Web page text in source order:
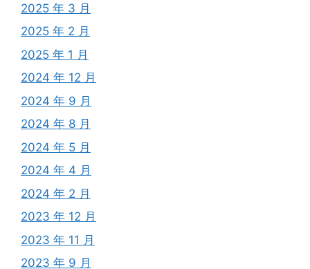
2025 年 3 月
2025 年 2 月
2025 年 1 月
2024 年 12 月
2024 年 9 月
2024 年 8 月
2024 年 5 月
2024 年 4 月
2024 年 2 月
2023 年 12 月
2023 年 11 月
2023 年 9 月